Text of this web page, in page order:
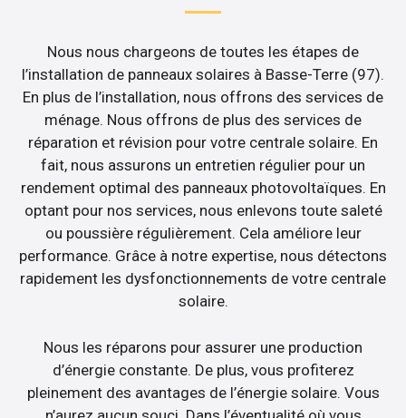
Nous nous chargeons de toutes les étapes de
l’installation de panneaux solaires à Basse-Terre (97).
En plus de l’installation, nous offrons des services de
ménage. Nous offrons de plus des services de
réparation et révision pour votre centrale solaire. En
fait, nous assurons un entretien régulier pour un
rendement optimal des panneaux photovoltaïques. En
optant pour nos services, nous enlevons toute saleté
ou poussière régulièrement. Cela améliore leur
performance. Grâce à notre expertise, nous détectons
rapidement les dysfonctionnements de votre centrale
solaire.
Nous les réparons pour assurer une production
d’énergie constante. De plus, vous profiterez
pleinement des avantages de l’énergie solaire. Vous